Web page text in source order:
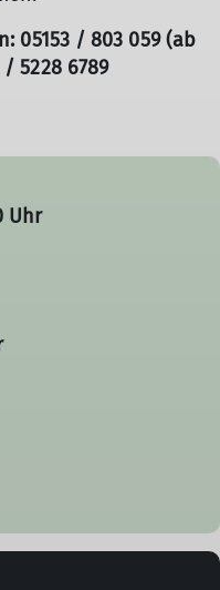
05153 / 803 059 (ab
5228 6789
Uhr